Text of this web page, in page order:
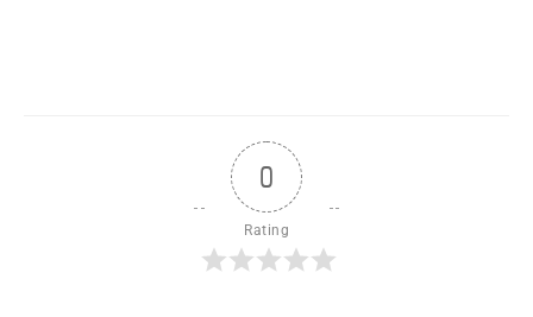
0
Rating